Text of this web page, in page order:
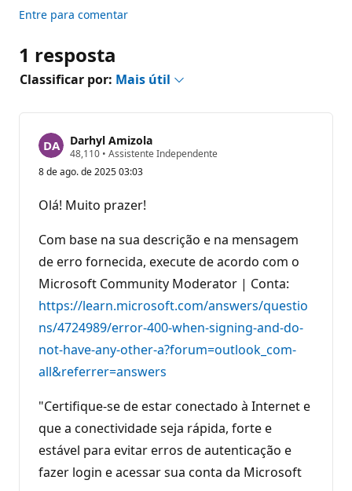
Entre para comentar
1 resposta
Classificar por: Mais útil
Darhyl Amizola
48,110 P
n
o
s
e
r
e
p
u
a
ã
• Assistente Independente
8 de ago. de 2025 03:03
Olá! Muito prazer!
Com base na sua descrição e na mensagem
de erro fornecida, execute de acordo com o
Microsoft Community Moderator | Conta:
https://learn.microsoft.com/answers/questio
ns/4724989/error-400-when-signing-and-do-
not-have-any-other-a?forum=outlook_com-
all&referrer=answers
"Certifique-se de estar conectado à Internet e
que a conectividade seja rápida, forte e
estável para evitar erros de autenticação e
fazer login e acessar sua conta da Microsoft